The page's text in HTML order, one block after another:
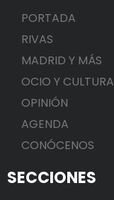
PORTADA
RIVAS
MADRID Y MÁS
OCIO Y CULTURA
OPINIÓN
AGENDA
CONÓCENOS
SECCIONES